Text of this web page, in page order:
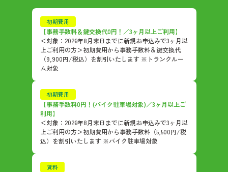
初期費用
【事務手数料＆鍵交換代0円！／3ヶ月以上ご利用】
＜対象：2026年8月末日までに新規お申込みで3ヶ月以
上ご利用の方＞初期費用から事務手数料＆鍵交換代
（9,900円/税込）を割引いたします ※トランクルー
ム対象
初期費用
【事務手数料0円！(バイク駐車場対象)／3ヶ月以上ご
利用】
＜対象：2026年8月末日までに新規お申込みで3ヶ月以
上ご利用の方＞初期費用から事務手数料（5,500円/税
込）を割引いたします ※バイク駐車場対象
賃料